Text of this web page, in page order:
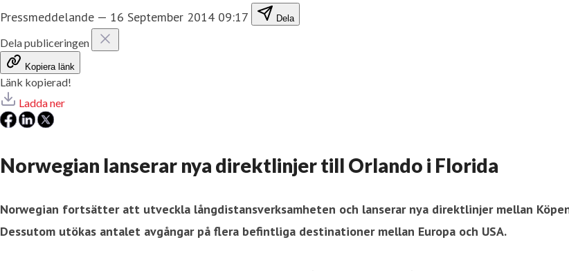
Pressmeddelande — 16 September 2014 09:17 Dela
Dela publiceringen
Kopiera länk
Länk kopierad!
Ladda ner
Norwegian lanserar nya direktlinjer till Orlando i Florida
Norwegian fortsätter att utveckla långdistansverksamheten och lanserar nya direktlinjer mellan
Dessutom utökas antalet avgångar på flera befintliga destinationer mellan Europa och USA.